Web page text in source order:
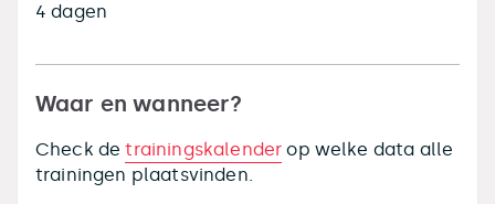
4 dagen
Waar en wanneer?
Check detrainingskalender op welke data alle
trainingen plaatsvinden.